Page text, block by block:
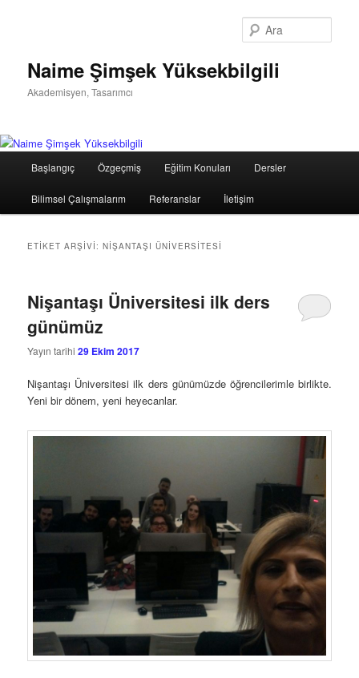
Naime Şimşek Yüksekbilgili
Akademisyen, Tasarımcı
Başlangıç Özgeçmiş Eğitim Konuları Dersler
Bilimsel Çalışmalarım Referanslar İletişim
ETIKET ARŞIVI:NIŞANTAŞI ÜNIVERSITESI
Nişantaşı Üniversitesi ilk ders
günümüz
Yayın tarihi29 Ekim 2017
Nişantaşı Üniversitesi ilk ders günümüzde öğrencilerimle birlikte.
Yeni bir dönem, yeni heyecanlar.